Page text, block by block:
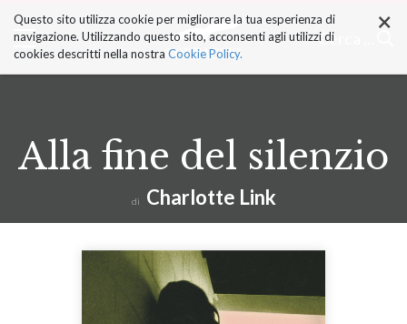
ai
contenuti.
|
Salta
Cerca ... ×
Questo sito utilizza cookie per migliorare la tua esperienza di
navigazione. Utilizzando questo sito, acconsenti agli utilizzi di
cookies descritti nella nostra Cookie Policy.
Alla fine del silenzio
di Charlotte Link